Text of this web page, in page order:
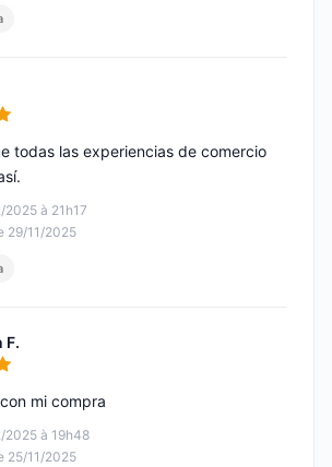
à 21h17
29/11/2025
todas las experiencias de comercio
F.
2025 à 19h48
25/11/2025
mi compra